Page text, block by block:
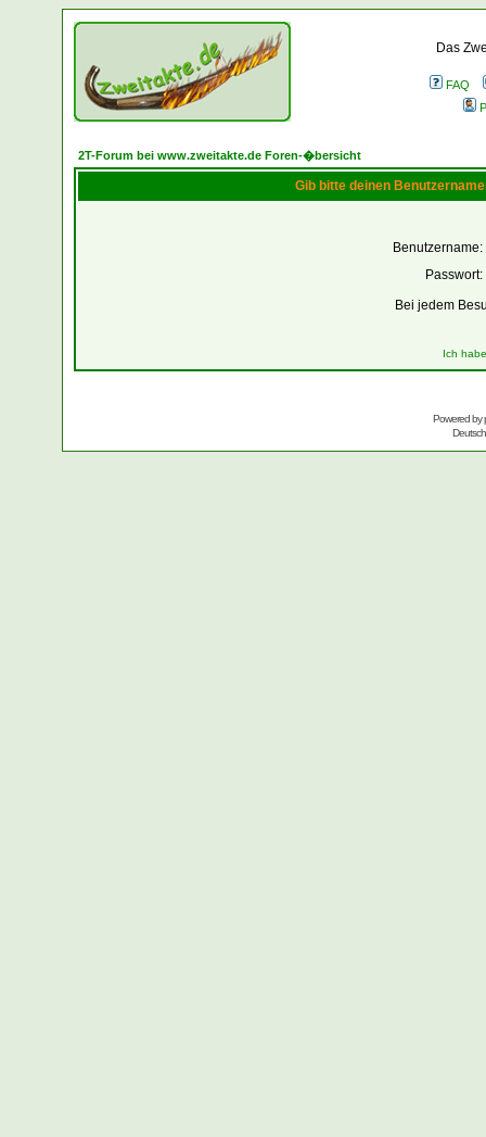
Das
FAQ
2T-Forum bei www.zweitakte.de Foren-�bersicht
Gib bitte deinen
Benutzername:
Passwort:
Bei jedem
Ich
Powered by